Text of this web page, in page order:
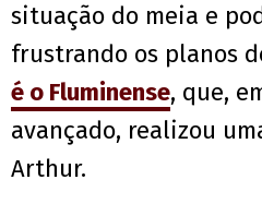
situação do meia e
frustrando os planos
é o Fluminense, que,
avançado, realizou
Arthur.